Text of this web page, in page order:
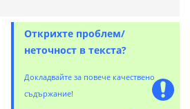
Открихте проблем/
неточност в текста?
Докладвайте за повече качествено
съдържание!